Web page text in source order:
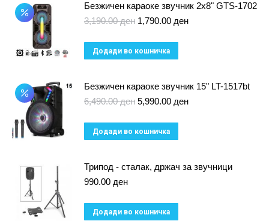
Безжичен караоке звучник 2x8" GTS-1702
3,190.00ден Original
was:
3,190.00 ден.
1,790.00 денCurrent
Додади во кошничка
Безжичен караоке звучник 15" LT-1517bt
6,490.00ден Original
was:
6,490.00 ден.
5,990.00 денCurrent
Додади во кошничка
Трипод - сталак, држач за звучници
990.00 ден
Додади во кошничка